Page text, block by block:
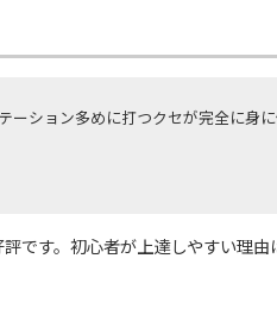
ーション多めに打つクセが完全に身
です。 初心者が上達しやすい理由